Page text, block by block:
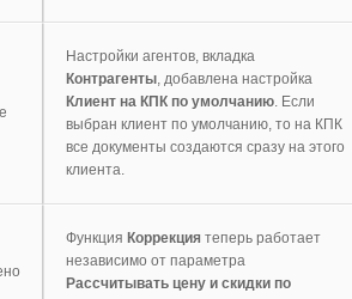
Настройки агентов, вкладка
Контрагенты, добавлена настройка
Клиент на КПК по умолчанию. Если
выбран клиент по умолчанию, то на КПК
все документы создаются сразу на этого
клиента.
Функция Коррекция теперь работает
независимо от параметра
Рассчитывать цену и скидки по